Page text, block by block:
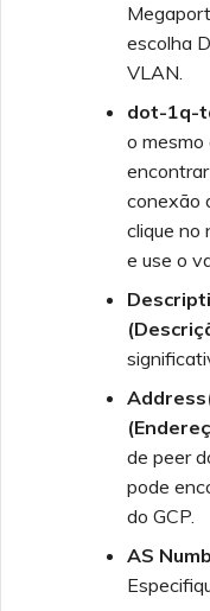
escolha
VLAN.
dot-1q-
o
conexão
clique no
e use o
de peer
pode
do GCP.
AS